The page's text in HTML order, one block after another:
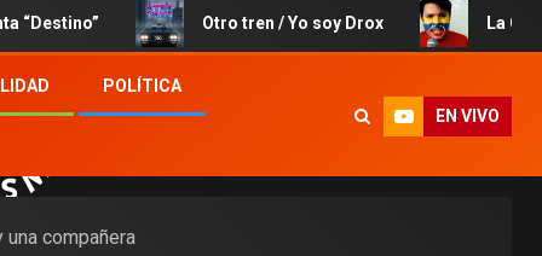
Otro tren / Yo soy Drox La Canción de
POLÍTICA
EN VIVO
compañera